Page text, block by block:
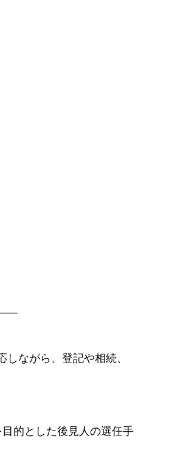
ながら、登記や相続、
的とした後見人の選任手